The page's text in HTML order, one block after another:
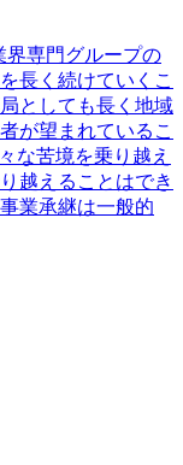
界専門グループの
長く続けていくこ
としても長く地域
が望まれているこ
な苦境を乗り越え
越えることはでき
業承継は一般的